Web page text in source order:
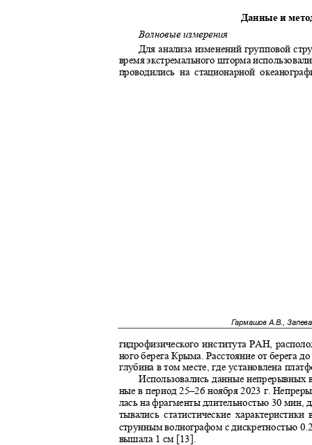
Данные и
Волновые измерения
Для анализа изменений групповой
время экстремального шторма
проводились на стационарной
Гармашов А.В.,
гидрофизического института РАН,
ного берега Крыма. Расстояние от берега
глубина в том месте, где установлена
Использовались данные
ные в период 25‒26 ноября 2023 г.
лась на фрагменты длительностью 30 мин,
тывались статистические
струнным волнографом с дискретностью
вышала 1 см [13].